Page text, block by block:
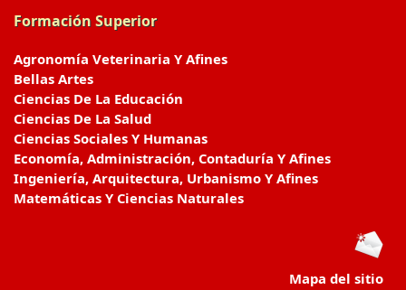
Formación Superior
Agronomía Veterinaria Y Afines
Bellas Artes
Ciencias De La Educación
Ciencias De La Salud
Ciencias Sociales Y Humanas
Economía, Administración, Contaduría Y Afines
Ingeniería, Arquitectura, Urbanismo Y Afines
Matemáticas Y Ciencias Naturales
Mapa del sitio